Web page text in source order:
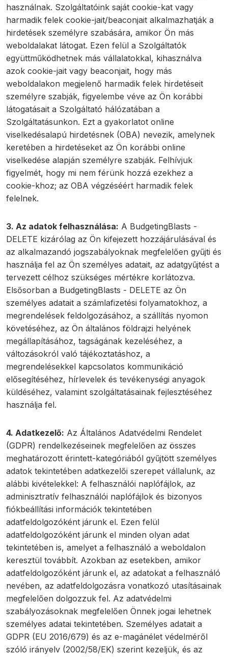
használnak. Szolgáltatóink saját cookie-kat vagy
harmadik felek cookie-jait/beaconjait alkalmazhatják a
hirdetések személyre szabására, amikor Ön más
weboldalakat látogat. Ezen felül a Szolgáltatók
együttműködhetnek más vállalatokkal, kihasználva
azok cookie-jait vagy beaconjait, hogy más
weboldalakon megjelenő harmadik felek hirdetéseit
személyre szabják, figyelembe véve az Ön korábbi
látogatásait a Szolgáltató hálózatában a
Szolgáltatásunkon. Ezt a gyakorlatot online
viselkedésalapú hirdetésnek (OBA) nevezik, amelynek
keretében a hirdetéseket az Ön korábbi online
viselkedése alapján személyre szabják. Felhívjuk
figyelmét, hogy mi nem férünk hozzá ezekhez a
cookie-khoz; az OBA végzéséért harmadik felek
felelnek.
3. Az adatok felhasználása: A BudgetingBlasts -
DELETE kizárólag az Ön kifejezett hozzájárulásával és
az alkalmazandó jogszabályoknak megfelelően gyűjti és
használja fel az Ön személyes adatait, az adatgyűjtést a
tervezett célhoz szükséges mértékre korlátozva.
Elsősorban a BudgetingBlasts - DELETE az Ön
személyes adatait a számlafizetési folyamatokhoz, a
megrendelések feldolgozásához, a szállítás nyomon
követéséhez, az Ön általános földrajzi helyének
megállapításához, tagságának kezeléséhez, a
változásokról való tájékoztatáshoz, a
megrendelésekkel kapcsolatos kommunikáció
elősegítéséhez, hírlevelek és tevékenységi anyagok
küldéséhez, valamint szolgáltatásainak fejlesztéséhez
használja fel.
4. Adatkezelő: Az Általános Adatvédelmi Rendelet
(GDPR) rendelkezéseinek megfelelően az összes
meghatározott érintett-kategóriából gyűjtött személyes
adatok tekintetében adatkezelői szerepet vállalunk, az
alábbi kivételekkel: A felhasználói naplófájlok, az
adminisztratív felhasználói naplófájlok és bizonyos
fiókbeállítási információk tekintetében
adatfeldolgozóként járunk el. Ezen felül
adatfeldolgozóként járunk el minden olyan adat
tekintetében is, amelyet a felhasználó a weboldalon
keresztül továbbít. Azokban az esetekben, amikor
adatfeldolgozóként járunk el, az adatokat a felhasználó
nevében, az adatfeldolgozásra vonatkozó utasításainak
megfelelően dolgozzuk fel. Az adatvédelmi
szabályozásoknak megfelelően Önnek jogai lehetnek
személyes adatai tekintetében. Személyes adatait a
GDPR (EU 2016/679) és az e-magánélet védelméről
szóló irányelv (2002/58/EK) szerint kezeljük, és az